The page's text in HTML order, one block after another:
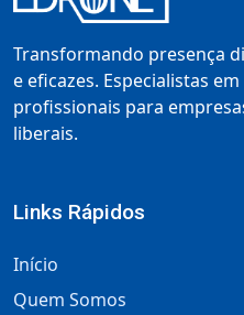
Transformando presença
e eficazes. Especialistas
profissionais para
liberais.
Links Rápidos
Início
Quem Somos